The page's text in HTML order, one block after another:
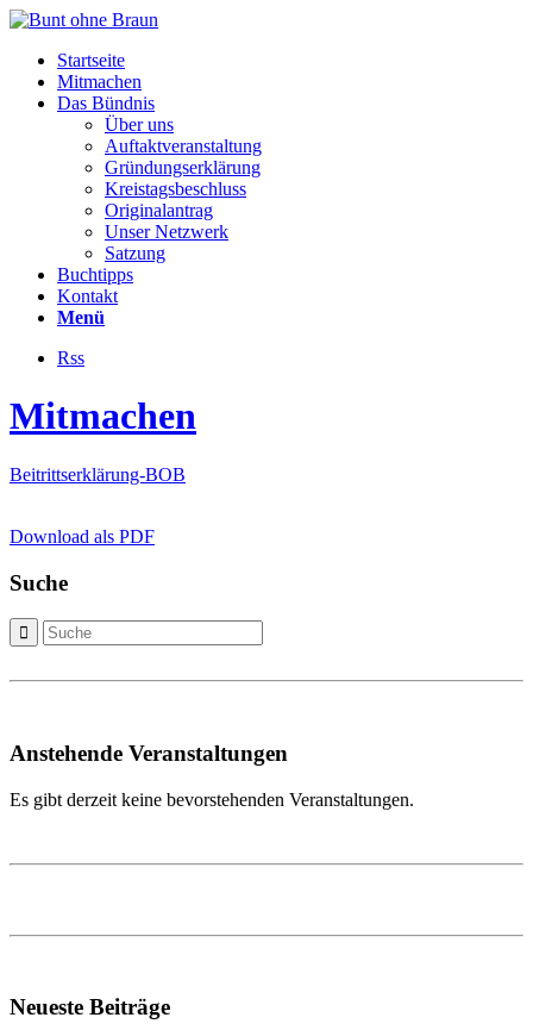
Startseite
Mitmachen
Das Bündnis
Über uns
Auftaktveranstaltung
Gründungserklärung
Kreistagsbeschluss
Originalantrag
Unser Netzwerk
Satzung
Buchtipps
Kontakt
Menü
Rss
Mitmachen
Beitrittserklärung-BOB
Download als PDF
Suche
Anstehende Veranstaltungen
Es gibt derzeit keine bevorstehenden Veranstaltungen.
Neueste Beiträge